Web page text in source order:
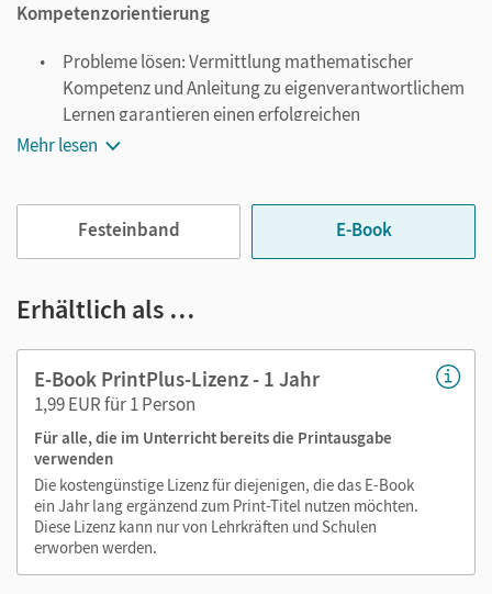
Kompetenzorientierung
Probleme lösen: Vermittlung mathematischer
Kompetenz und Anleitung zu eigenverantwortlichem
Lernen garantieren einen erfolgreichen
Realschulabschluss.
Anwendbarkeit der Mathematik in Alltagssituationen.
Kommunizieren: Anregende Aufgaben unterstützen
den sprachlichen Ausdruck und halten zu kritischem
Das E-Book stellt sich vor – profitieren Sie von
vielen Vorteilen!
Entlastung der Schultaschen und Rucksäcke
Ideal für einen digital gestützten Unterricht
Notiz- und Markierungsmöglichkeit
Jederzeit unkompliziert verfügbar
Mehr lesen
Festeinband E-Book
Erhältlich als …
E-Book PrintPlus-Lizenz - 1 Jahr
1,99 EUR für 1 Person
Für alle, die im Unterricht bereits die Printausgabe
verwenden
Die kostengünstige Lizenz für diejenigen, die das E-Book
ein Jahr lang ergänzend zum Print-Titel nutzen möchten.
Diese Lizenz kann nur von Lehrkräften und Schulen
erworben werden.